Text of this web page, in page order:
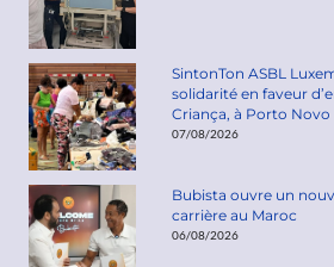
SintonTon ASBL
solidarité en faveur
Criança, à Porto Novo
07/08/2026
Bubista ouvre un
carrière au Maroc
06/08/2026